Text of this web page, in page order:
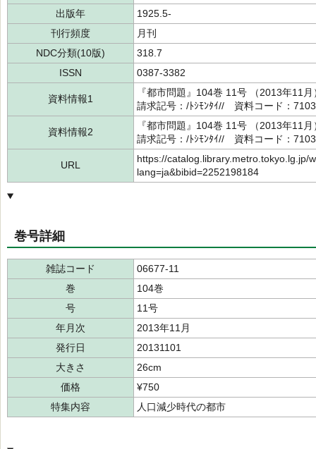
出版年
1925.5-
刊行頻度
月刊
NDC分類(10版)
318.7
ISSN
0387-3382
資料情報1
『都市問題』104巻 11号 （2013年
請求記号：/ﾄｼﾓﾝﾀｲ// 資料コード：
資料情報2
『都市問題』104巻 11号 （2013年
請求記号：/ﾄｼﾓﾝﾀｲ// 資料コード：
URL
https://catalog.library.metro.tokyo.lg.jp/
lang=ja&bibid=2252198184
巻号詳細
雑誌コード
06677-11
巻
104巻
号
11号
年月次
2013年11月
発行日
20131101
大きさ
26cm
価格
¥750
特集内容
人口減少時代の都市